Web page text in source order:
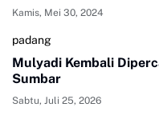
Kamis, Mei 30, 2024
padang
Mulyadi Kembali
Sumbar
Sabtu, Juli 25, 2026